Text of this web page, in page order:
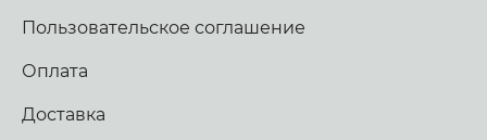
Пользовательское соглашение
Оплата
Доставка